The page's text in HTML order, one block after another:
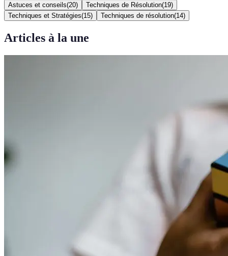
Astuces et conseils(20) Techniques de Résolution(19)
Techniques et Stratégies(15) Techniques de résolution(14)
Articles à la une